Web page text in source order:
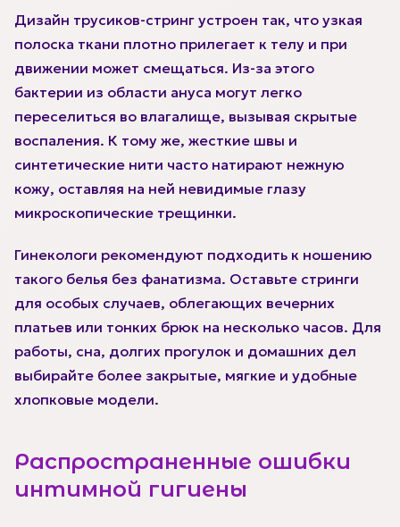
Дизайн трусиков-стринг устроен так, что узкая
полоска ткани плотно прилегает к телу и при
движении может смещаться. Из-за этого
бактерии из области ануса могут легко
переселиться во влагалище, вызывая скрытые
воспаления. К тому же, жесткие швы и
синтетические нити часто натирают нежную
кожу, оставляя на ней невидимые глазу
микроскопические трещинки.
Гинекологи рекомендуют подходить к ношению
такого белья без фанатизма. Оставьте стринги
для особых случаев, облегающих вечерних
платьев или тонких брюк на несколько часов. Для
работы, сна, долгих прогулок и домашних дел
выбирайте более закрытые, мягкие и удобные
хлопковые модели.
Распространенные ошибки
интимной гигиены